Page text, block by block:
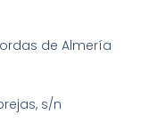
de Almería
s/n